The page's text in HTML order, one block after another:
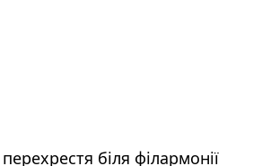
біля філармонії